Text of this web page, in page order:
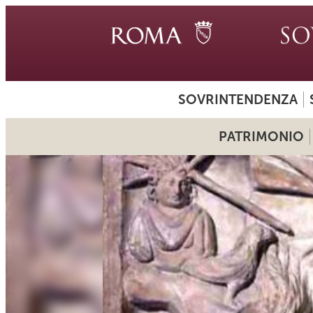
SOVRINTENDENZA
PATRIMONIO